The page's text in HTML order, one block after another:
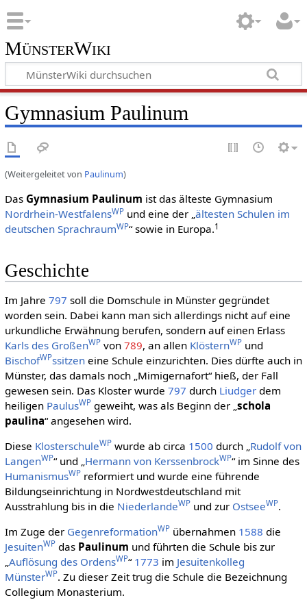
MünsterWiki
Gymnasium Paulinum
(Weitergeleitet von Paulinum)
Das Gymnasium Paulinum ist das älteste Gymnasium
Nordrhein-WestfalensWPund eine der „ältesten Schulen im
deutschen SprachraumWP“ sowie in Europa.1
Geschichte
Im Jahre 797 soll die Domschule in Münster gegründet
worden sein. Dabei kann man sich allerdings nicht auf eine
urkundliche Erwähnung berufen, sondern auf einen Erlass
Karls des GroßenWPvon 789, an allen KlösternWPund
BischofWPssitzeneine Schule einzurichten. Dies dürfte auch in
Münster, das damals noch „Mimigernafort“ hieß, der Fall
gewesen sein. Das Kloster wurde 797 durch Liudgerdem
heiligen PaulusWPgeweiht, was als Beginn der „ schola
paulina“ angesehen wird.
Diese KlosterschuleWPwurde ab circa 1500 durch „ Rudolf von
LangenWP“ und „ Hermann von KerssenbrockWP“ im Sinne des
HumanismusWPreformiert und wurde eine führende
Bildungseinrichtung in Nordwestdeutschland mit
Ausstrahlung bis in die NiederlandeWPund zur OstseeWP.
Im Zuge der GegenreformationWPübernahmen 1588 die
JesuitenWPdas Paulinum und führten die Schule bis zur
„Auflösung des OrdensWP“ 1773 im Jesuitenkolleg
MünsterWP. Zu dieser Zeit trug die Schule die Bezeichnung
Collegium Monasterium.